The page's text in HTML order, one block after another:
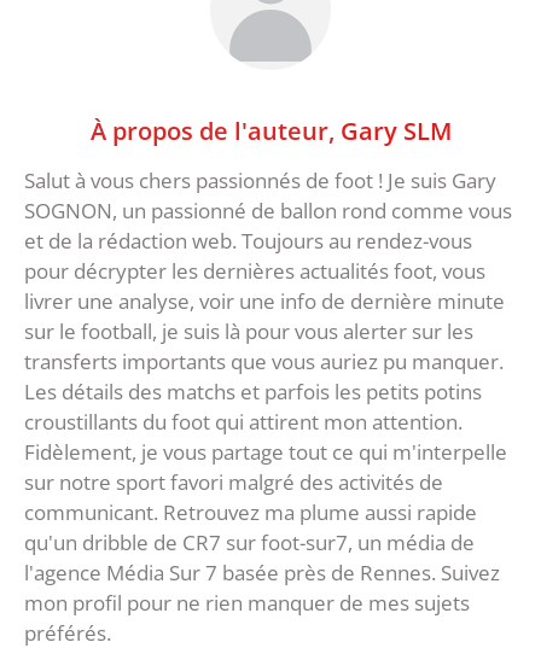
À propos de l'auteur, Gary SLM
Salut à vous chers passionnés de foot ! Je suis Gary
SOGNON, un passionné de ballon rond comme vous
et de la rédaction web. Toujours au rendez-vous
pour décrypter les dernières actualités foot, vous
livrer une analyse, voir une info de dernière minute
sur le football, je suis là pour vous alerter sur les
transferts importants que vous auriez pu manquer.
Les détails des matchs et parfois les petits potins
croustillants du foot qui attirent mon attention.
Fidèlement, je vous partage tout ce qui m'interpelle
sur notre sport favori malgré des activités de
communicant. Retrouvez ma plume aussi rapide
qu'un dribble de CR7 sur foot-sur7, un média de
l'agence Média Sur 7 basée près de Rennes. Suivez
mon profil pour ne rien manquer de mes sujets
préférés.